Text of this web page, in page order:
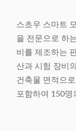
스초우 스마트
을 전문으로 하
비를 제조하는
산과 시험 장비
건축물 면적으
포함하여 150명